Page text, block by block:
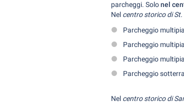
parcheggi. Solonel
Nel centro storico di
Parcheggio
Parcheggio
Parcheggio
Parcheggio
Nel centro storico di